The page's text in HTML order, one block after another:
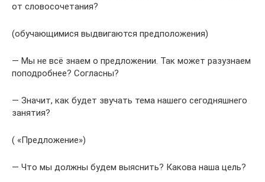
от словосочетания?
(обучающимися выдвигаются предположения)
— Мы не всё знаем о предложении. Так может разузнаем
поподробнее? Согласны?
— Значит, как будет звучать тема нашего сегодняшнего
занятия?
( «Предложение»)
— Что мы должны будем выяснить? Какова наша цель?